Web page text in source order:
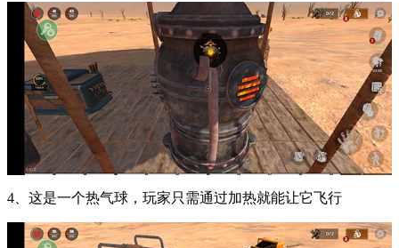
4、这是一个热气球，玩家只需通过加热就能让它飞行